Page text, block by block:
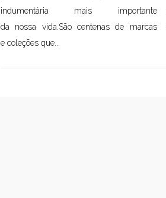
indumentária mais importante
da nossa vida.São centenas de marcas
e coleções que...